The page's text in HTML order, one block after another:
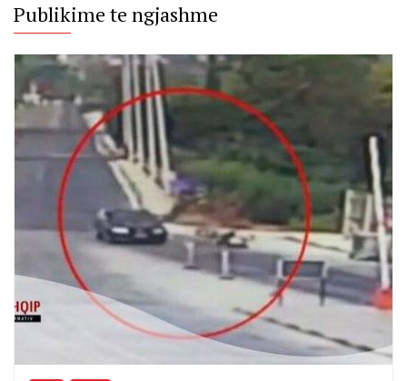
Publikime te ngjashme